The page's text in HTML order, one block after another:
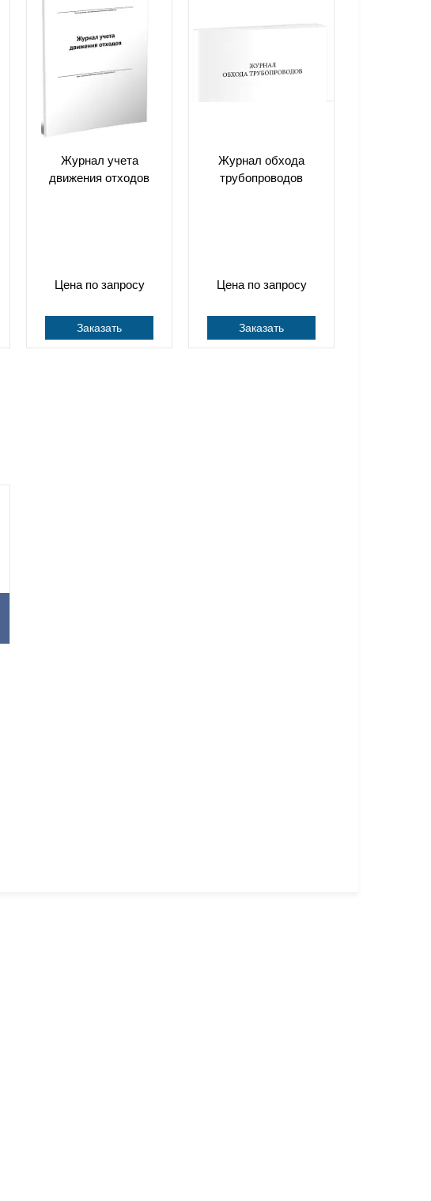
Журнал учета
движения отходов
Цена по запросу
Заказать
Журнал обхода
трубопроводов
Цена по запросу
Заказать